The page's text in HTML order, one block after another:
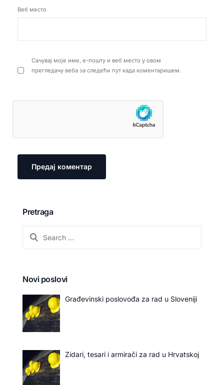
Веб место
Сачувај моје име, е-пошту и веб место у овом
прегледачу веба за следећи пут када коментаришем.
Pretraga
Novi poslovi
Građevinski poslovođa za rad u Sloveniji
Zidari, tesari i armirači za rad u Hrvatskoj